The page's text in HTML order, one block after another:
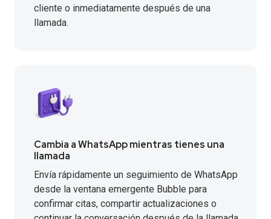
cliente o inmediatamente después de una
llamada.
Cambia a WhatsApp mientras tienes una
llamada
Envía rápidamente un seguimiento de WhatsApp
desde la ventana emergente Bubble para
confirmar citas, compartir actualizaciones o